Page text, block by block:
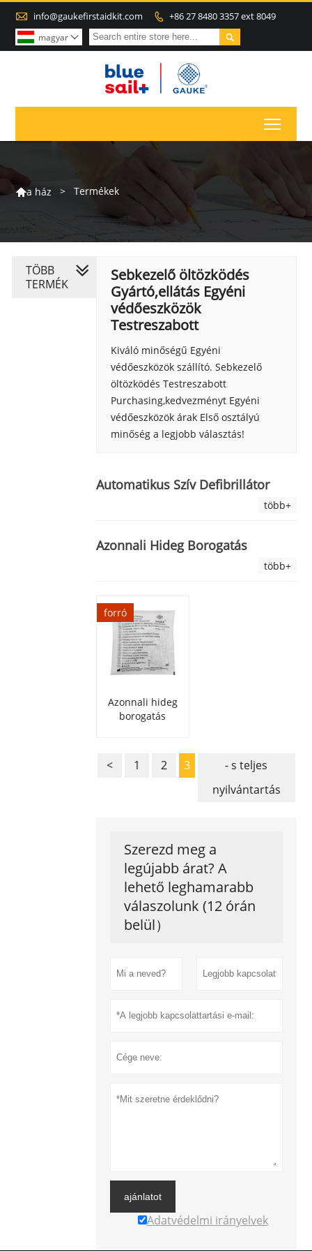
 info@gaukefirstaidkit.com  +86 27 8480 3357 ext 8049

magyar 
a ház > Termékek
Sebkezelő öltözködés
Gyártó,ellátás Egyéni
védőeszközök
Testreszabott
Kiváló minőségű Egyéni
védőeszközök szállító. Sebkezelő
öltözködés Testreszabott
Purchasing,kedvezményt Egyéni
védőeszközök árak Első osztályú
minőség a legjobb választás!
Automatikus Szív Defibrillátor
több+
Azonnali Hideg Borogatás
több+
forró
Azonnali hideg
borogatás
< 1 2 3
- s teljes
nyilvántartás
Szerezd meg a
legújabb árat? A
lehető leghamarabb
válaszolunk (12 órán
belül）
ajánlatot
Adatvédelmi irányelvek
TÖBB
TERMÉK